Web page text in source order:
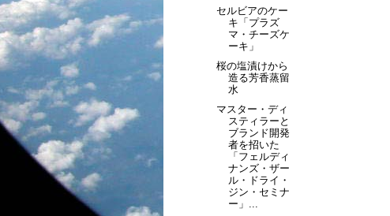
セルビアのケー
キ「プラズ
マ・チーズケ
ーキ」
桜の塩漬けから
造る芳香蒸留
水
マスター・ディ
スティラーと
ブランド開発
者を招いた
「フェルディ
ナンズ・ザー
ル・ドライ・
ジン・セミナ
ー」...